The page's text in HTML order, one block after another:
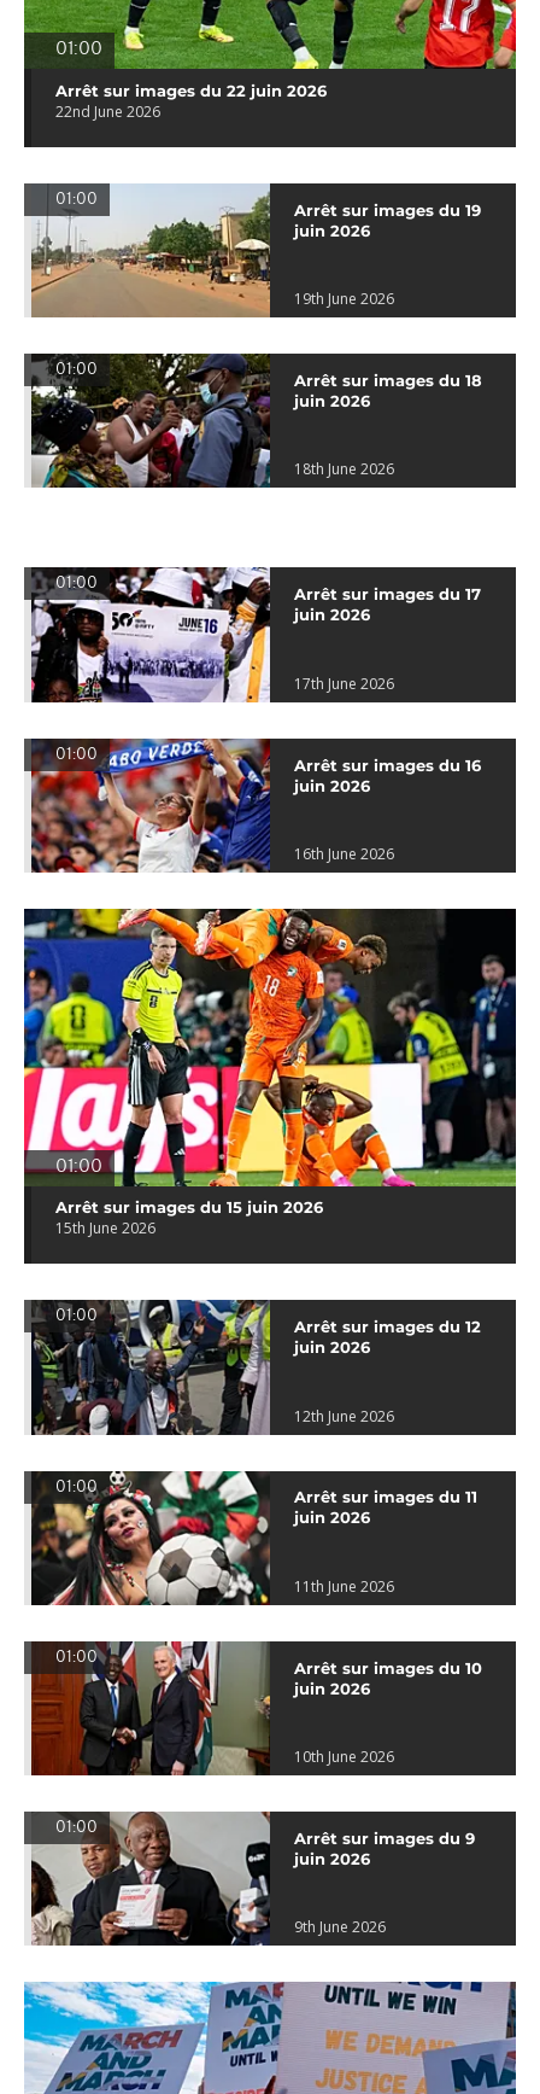
01:00
Arrêt sur images du 22 juin 2026
22nd June 2026
01:00
Arrêt sur images du 19
juin 2026
19th June 2026
01:00
Arrêt sur images du 18
juin 2026
18th June 2026
01:00
Arrêt sur images du 17
juin 2026
17th June 2026
01:00
Arrêt sur images du 16
juin 2026
16th June 2026
01:00
Arrêt sur images du 15 juin 2026
15th June 2026
01:00
Arrêt sur images du 12
juin 2026
12th June 2026
01:00
Arrêt sur images du 11
juin 2026
11th June 2026
01:00
Arrêt sur images du 10
juin 2026
10th June 2026
01:00
Arrêt sur images du 9
juin 2026
9th June 2026